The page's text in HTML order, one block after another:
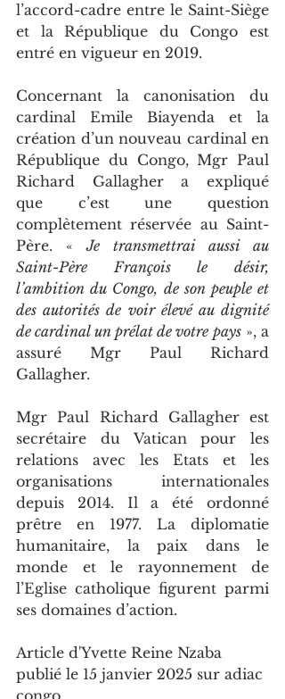
l’accord-cadre entre le Saint-Siège
et la République du Congo est
entré en vigueur en 2019.
Concernant la canonisation du
cardinal Emile Biayenda et la
création d’un nouveau cardinal en
République du Congo, Mgr Paul
Richard Gallagher a expliqué
que c’est une question
complètement réservée au Saint-
Père. « Je transmettrai aussi au
Saint-Père François le désir,
l’ambition du Congo, de son peuple et
des autorités de voir élevé au dignité
de cardinal un prélat de votre pays », a
assuré Mgr Paul Richard
Gallagher.
Mgr Paul Richard Gallagher est
secrétaire du Vatican pour les
relations avec les Etats et les
organisations internationales
depuis 2014. Il a été ordonné
prêtre en 1977. La diplomatie
humanitaire, la paix dans le
monde et le rayonnement de
l’Eglise catholique figurent parmi
ses domaines d’action.
Article d'Yvette Reine Nzaba
publié le 15 janvier 2025 sur adiac